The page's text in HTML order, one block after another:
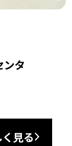
ンタ
見る